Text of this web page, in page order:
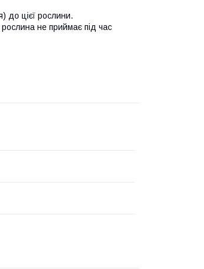
до цієї рослини.
рослина не приймає під час